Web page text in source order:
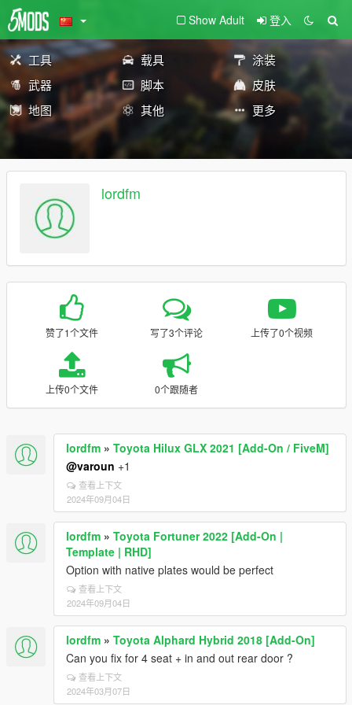
Show Adult 登入
工具 载具
涂装
武器
脚本
皮肤
地图
其他 更多
lordfm
赞了1个文件 写了3个评论 上传了0个视频
上传0个文件 0个跟随者
lordfm » Toyota Hilux GLX 2021 [Add-On / FiveM]
@varoun +1
查看上下文
2024年09月04日
lordfm » Toyota Fortuner 2022 [Add-On |
Template | RHD]
Option with native plates would be perfect
查看上下文
2024年09月04日
lordfm » Toyota Alphard Hybrid 2018 [Add-On]
Can you fix for 4 seat + in and out rear door ?
查看上下文
2024年03月07日